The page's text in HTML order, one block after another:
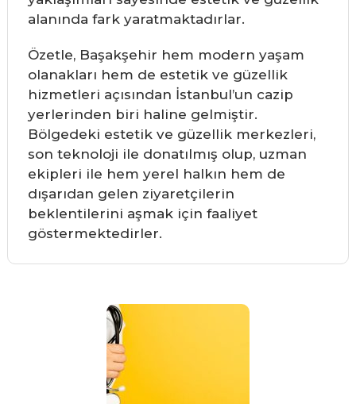
alanında fark yaratmaktadırlar.
Özetle, Başakşehir hem modern yaşam
olanakları hem de estetik ve güzellik
hizmetleri açısından İstanbul’un cazip
yerlerinden biri haline gelmiştir.
Bölgedeki estetik ve güzellik merkezleri,
son teknoloji ile donatılmış olup, uzman
ekipleri ile hem yerel halkın hem de
dışarıdan gelen ziyaretçilerin
beklentilerini aşmak için faaliyet
göstermektedirler.